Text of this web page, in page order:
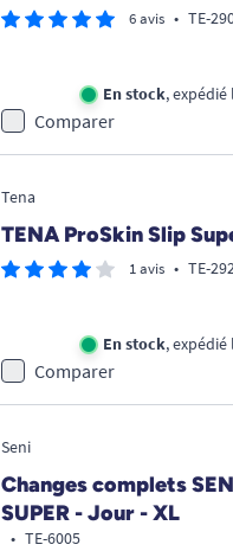
6 avis • TE-
En stock,
Comparer
Tena
TENA ProSkin Slip
1 avis • TE-
En stock,
Comparer
Seni
Changes complets
SUPER - Jour - XL
• TE-6005